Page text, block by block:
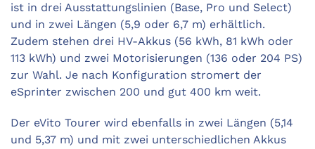
ist in drei Ausstattungslinien (Base, Pro und Select)
und in zwei Längen (5,9 oder 6,7 m) erhältlich.
Zudem stehen drei HV-Akkus (56 kWh, 81 kWh oder
113 kWh) und zwei Motorisierungen (136 oder 204 PS)
zur Wahl. Je nach Konfiguration stromert der
eSprinter ­zwischen 200 und gut 400 km weit.
Der eVito Tourer wird ebenfalls in zwei Längen (5,14
und 5,37 m) und mit zwei unterschiedlichen Akkus